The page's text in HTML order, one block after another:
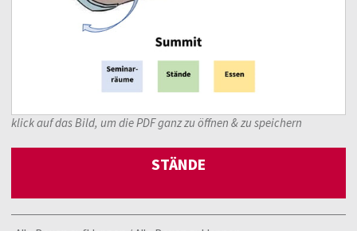
klick auf das Bild, um die PDF ganz zu öffnen & zu speichern
STÄNDE